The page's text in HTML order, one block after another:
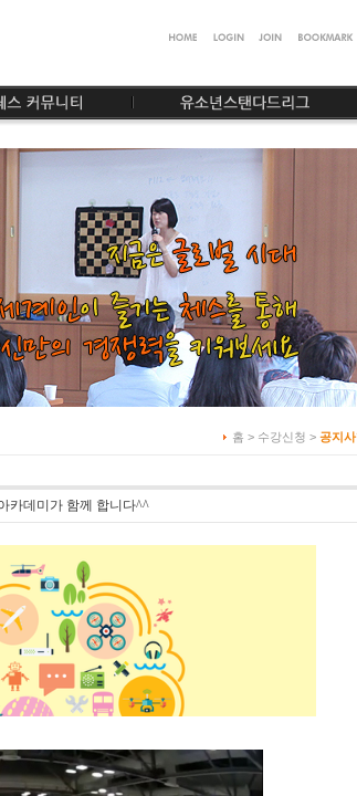
홈 > 수강신청 > 공지
카데미가 함께 합니다^^